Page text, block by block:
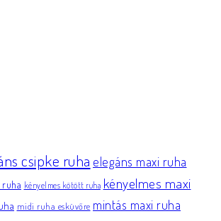
csipke ruha elegáns maxi ruha
ruha kényelmes kötött ruha kényelmes maxi
midi ruha esküvőre mintás maxi ruha